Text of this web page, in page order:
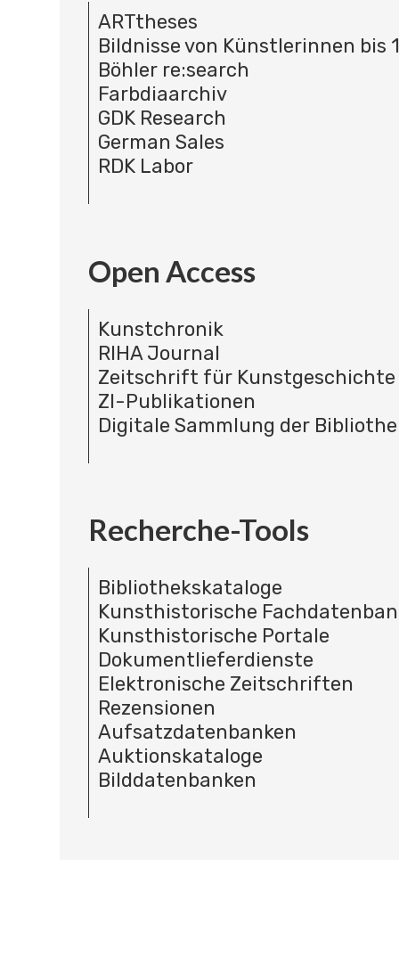
ARTtheses
Bildnisse von Künstlerinnen bis
Böhler re:search
Farbdiaarchiv
GDK Research
German Sales
RDK Labor
Open Access
Kunstchronik
RIHA Journal
Zeitschrift für Kunstgeschichte
ZI-Publikationen
Digitale Sammlung der
Recherche-Tools
Bibliothekskataloge
Kunsthistorische
Kunsthistorische Portale
Dokumentlieferdienste
Elektronische Zeitschriften
Rezensionen
Aufsatzdatenbanken
Auktionskataloge
Bilddatenbanken